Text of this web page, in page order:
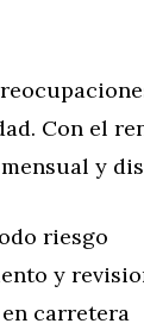
Con el
y
riesgo
y
carretera